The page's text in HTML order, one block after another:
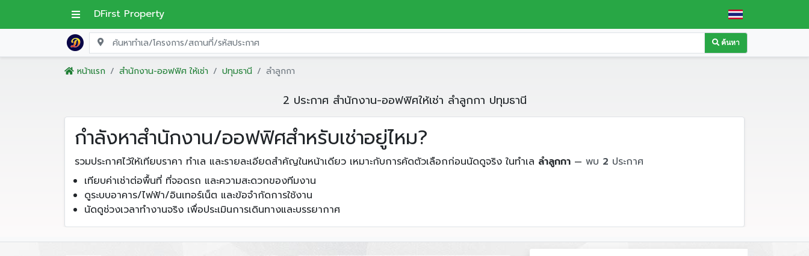
DFirst Property
ค้นหา
หน้าแรก สำนักงาน-ออฟฟิศ ให้เช่า ปทุมธานี ลำลูกกา
2 ประกาศ สำนักงาน-ออฟฟิศให้เช่า ลำลูกกา ปทุมธานี
กำลังหาสำนักงาน/ออฟฟิศสำหรับเช่าอยู่ไหม?
รวมประกาศไว้ให้เทียบราคา ทำเล และรายละเอียดสำคัญในหน้าเดียว เหมาะกับการคัดตัวเลือกก่อนนัดดูจริง ในทำเล ลำลูกกา— พบ 2 ประกาศ
เทียบค่าเช่าต่อพื้นที่ ที่จอดรถ และความสะดวกของทีมงาน
ดูระบบอาคาร/ไฟฟ้า/อินเทอร์เน็ต และข้อจำกัดการใช้งาน
นัดดูช่วงเวลาทำงานจริง เพื่อประเมินการเดินทางและบรรยากาศ